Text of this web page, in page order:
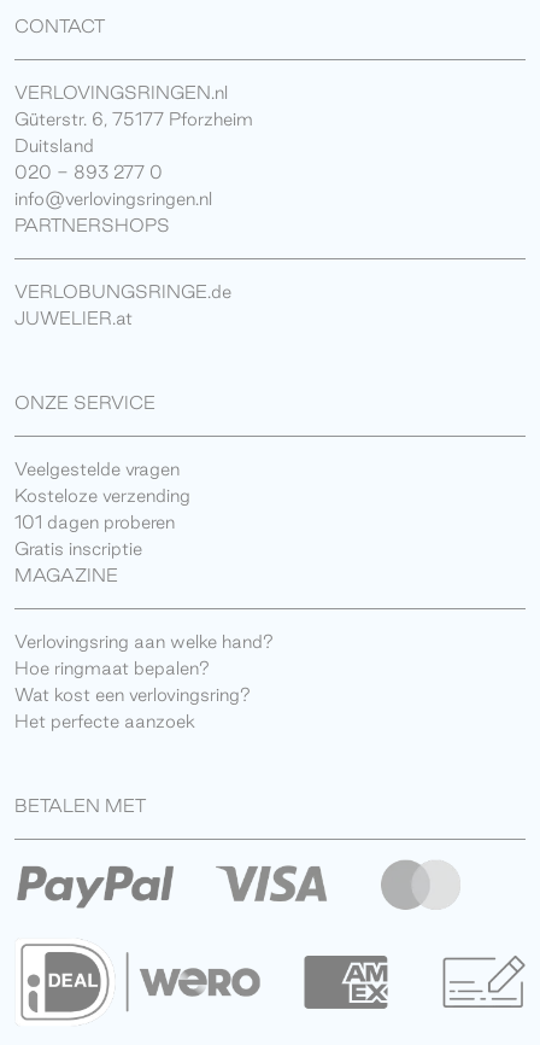
CONTACT
VERLOVINGSRINGEN.nl
Güterstr. 6, 75177 Pforzheim
Duitsland
020 - 893 277 0
info@verlovingsringen.nl
PARTNERSHOPS
VERLOBUNGSRINGE.de
JUWELIER.at
ONZE SERVICE
Veelgestelde vragen
Kosteloze verzending
101 dagen proberen
Gratis inscriptie
MAGAZINE
Verlovingsring aan welke hand?
Hoe ringmaat bepalen?
Wat kost een verlovingsring?
Het perfecte aanzoek
BETALEN MET